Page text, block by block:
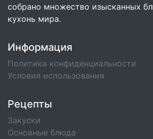
собрано множество изысканных
кухонь мира.
Информация
Политика конфиденциальности
Условия использования
Рецепты
Закуски
Основные блюда